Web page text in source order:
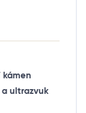
a ultrazvuk